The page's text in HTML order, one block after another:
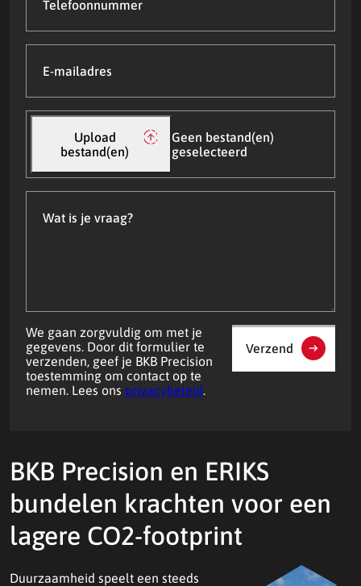
mailadres
Upload
bestand(en)
Geen bestand(en)
geselecteerd
Upload
bestand(en)
We gaan zorgvuldig om met je
gegevens. Door dit formulier te
verzenden, geef je BKB Precision
toestemming om contact op te
nemen. Lees ons privacybeleid.
Verzend
BKB Precision en ERIKS
bundelen krachten voor een
lagere CO2-footprint
Duurzaamheid speelt een steeds